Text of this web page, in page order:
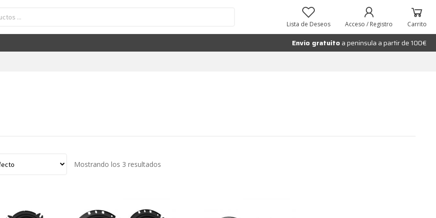
Lista de Deseos Acceso / Registro Carrito
Envío gratuito a peninsula a partir de 100€
Mostrando los 3 resultados